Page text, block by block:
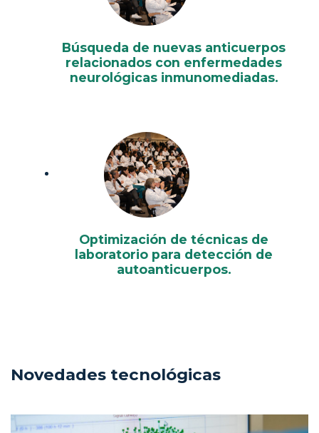
Búsqueda de nuevas anticuerpos
relacionados con enfermedades
neurológicas inmunomediadas.
Optimización de técnicas de
laboratorio para detección de
autoanticuerpos.
Novedades tecnológicas